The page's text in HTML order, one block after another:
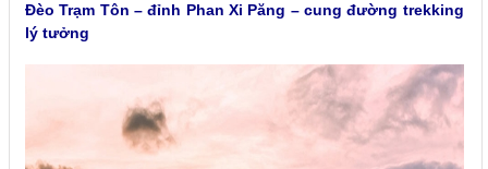
Đèo Trạm Tôn – đỉnh Phan Xi Păng – cung đường trekking
lý tưởng